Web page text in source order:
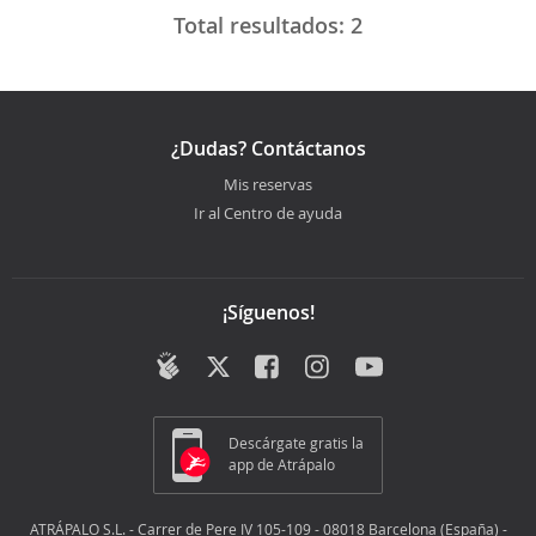
Total resultados: 2
¿Dudas? Contáctanos
Mis reservas
Ir al Centro de ayuda
¡Síguenos!
Descárgate gratis la
app de Atrápalo
ATRÁPALO S.L. - Carrer de Pere IV 105-109 - 08018 Barcelona (España) -